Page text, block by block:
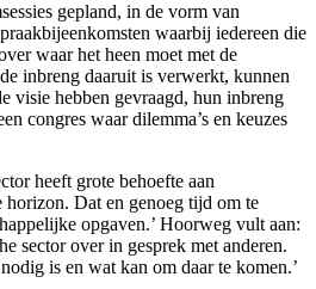
gepland, in de vorm van
waarbij iedereen die
waar het heen moet met de
inbreng daaruit is verwerkt, kunnen
visie hebben gevraagd, hun inbreng
congres waar dilemma’s en keuzes
heeft grote behoefte aan
Dat en genoeg tijd om te
opgaven.’ Hoorweg vult aan:
sector over in gesprek met anderen.
is en wat kan om daar te komen.’